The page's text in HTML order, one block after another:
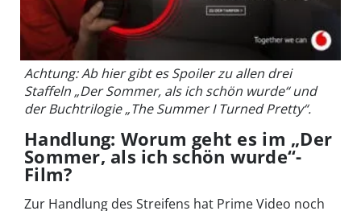
Achtung: Ab hier gibt es Spoiler zu allen drei
Staffeln „Der Sommer, als ich schön wurde“ und
der Buchtrilogie „The Summer I Turned Pretty“.
Handlung: Worum geht es im „Der
Sommer, als ich schön wurde“-
Film?
Zur Handlung des Streifens hat Prime Video noch